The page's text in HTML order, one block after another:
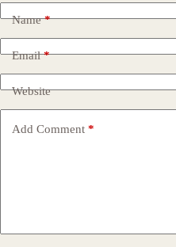
Name*
Email*
Website
Add Comment *